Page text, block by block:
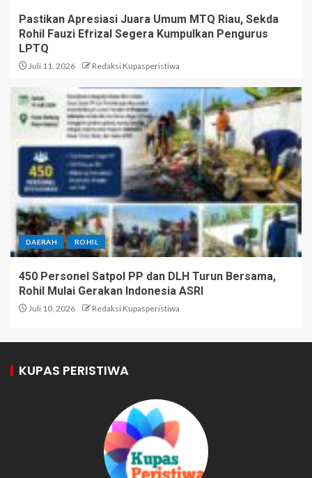
Pastikan Apresiasi Juara Umum MTQ Riau, Sekda
Rohil Fauzi Efrizal Segera Kumpulkan Pengurus
LPTQ
Juli 11, 2026 Redaksi Kupasperistiwa
DAERAH ROHIL
450 Personel Satpol PP dan DLH Turun Bersama,
Rohil Mulai Gerakan Indonesia ASRI
Juli 10, 2026 Redaksi Kupasperistiwa
KUPAS PERISTIWA